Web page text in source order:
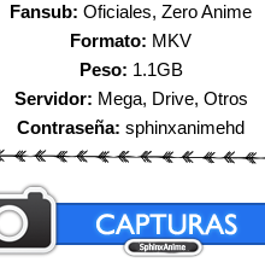
Fansub: Oficiales, Zero Anime
Formato: MKV
Peso: 1.1GB
Servidor: Mega, Drive, Otros
Contraseña: sphinxanimehd